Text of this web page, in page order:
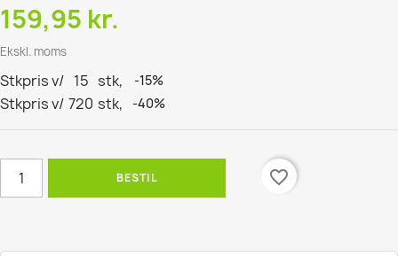
159,95 kr.
Ekskl. moms
Stkpris v/ 15 stk, -15%
Stkpris v/ 720 stk, -40%
BESTIL favorite_border